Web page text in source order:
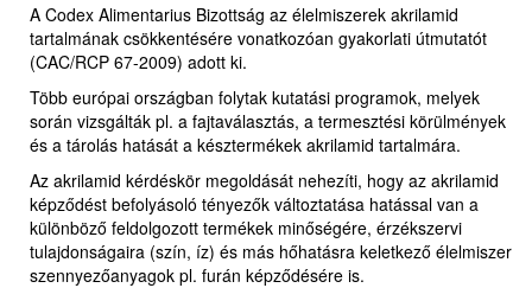
A Codex Alimentarius Bizottság az élelmiszerek akrilamid
tartalmának csökkentésére vonatkozóan gyakorlati útmutatót
(CAC/RCP 67-2009) adott ki.
Több európai országban folytak kutatási programok, melyek
során vizsgálták pl. a fajtaválasztás, a termesztési körülmények
és a tárolás hatását a késztermékek akrilamid tartalmára.
Az akrilamid kérdéskör megoldását nehezíti, hogy az akrilamid
képződést befolyásoló tényezők változtatása hatással van a
különböző feldolgozott termékek minőségére, érzékszervi
tulajdonságaira (szín, íz) és más hőhatásra keletkező élelmiszer
szennyezőanyagok pl. furán képződésére is.